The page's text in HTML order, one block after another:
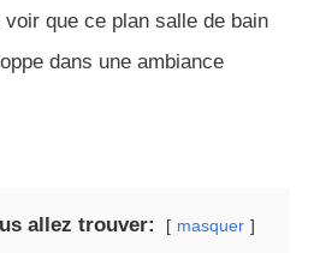
que ce plan salle de bain
dans une ambiance
allez trouver: masquer